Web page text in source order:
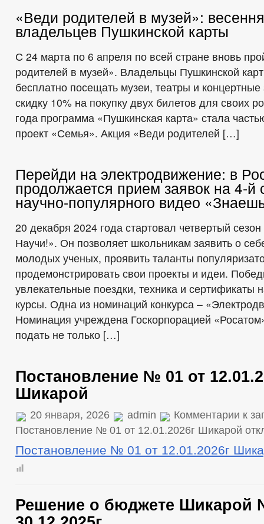
«Веди родителей в музей»:
владельцев Пушкинской карты
С 24 марта по 6 апреля по всей стране вновь
родителей в музей». Владельцы Пушкинской
бесплатно посещать музеи, театры и
скидку 10% на покупку двух билетов для своих
года программа «Пушкинская карта» стала
проект «Семья». Акция «Веди родителей […]
Перейди на электродвижение: в
продолжается прием заявок на 4-й
научно-популярного видео
20 декабря 2024 года стартовал четвертый
Научи!». Он позволяет школьникам заявить о
молодых ученых, проявить таланты
продемонстрировать свои проекты и идеи.
увлекательные поездки, техника и сертификаты
курсы. Одна из номинаций конкурса –
Номинация учреждена Госкорпорацией
подать не только […]
Постановление № 01 от
Шикарой
20 января, 2026 admin Комментарии к
Постановление № 01 от 12.01.2026г Шикарой
Постановление № 01 от 12.01.2026г
Решение о бюджете Шикарой